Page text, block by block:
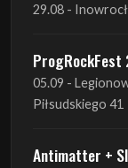
29.08 -
ProgRockFest
05.09 -
Piłsudskiego 41
Antimatter +